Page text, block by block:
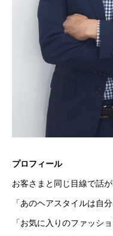
プロフィール
お客さまと同じ目線で話
「あのヘアスタイルは自
「お気に入りのファッシ